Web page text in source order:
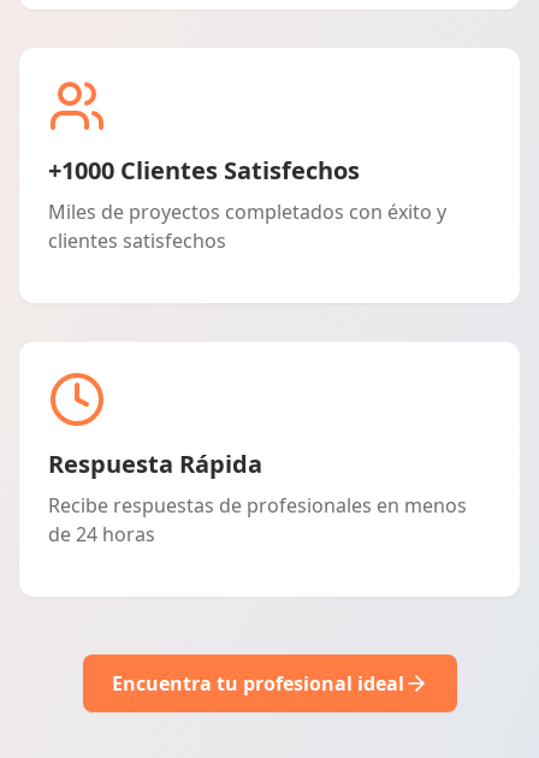
+1000 Clientes Satisfechos
Miles de proyectos completados con éxito y
clientes satisfechos
Respuesta Rápida
Recibe respuestas de profesionales en menos
de 24 horas
Encuentra tu profesional ideal